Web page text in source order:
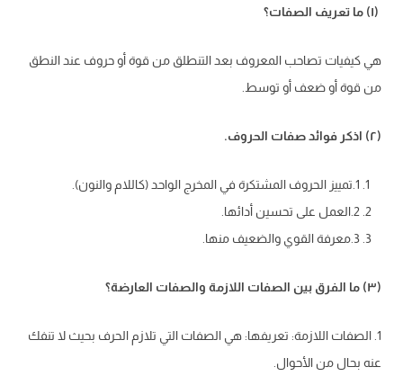
(۱) ما تعريف الصفات؟
هي كيفيات تصاحب المعروف بعد التنطلق من قوة أو حروف عند النطق
من قوة أو ضعف أو توسط.
(۲) اذكر فوائد صفات الحروف.
1.تمييز الحروف المشتكرة في المخرج الواحد (كاللام والنون).
2.العمل على تحسين أدائها.
3.معرفة القوي والضعيف منها.
(۳) ما الفرق بين الصفات اللازمة والصفات العارضة؟
1. الصفات اللازمة: تعريفها: هي الصفات التي تلازم الحرف بحيث لا تنفك
عنه بحال من الأحوال.